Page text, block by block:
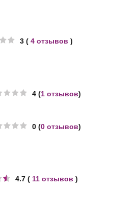
3 ( 4 отзывов )
4 (1 отзывов)
0 (0 отзывов)
4.7 ( 11 отзывов )